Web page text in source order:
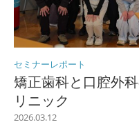
セミナーレポート
矯正歯科と口腔外
リニック
2026.03.12